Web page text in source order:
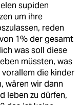
supiden
um ihre
reden
1% der gesamt
was soll diese
müssten, was
die kinder
wären wir dann
leben zu dürfen,